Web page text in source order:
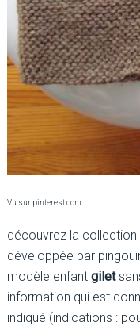
Vu sur pinterest.com
découvrez la
développée par
modèle enfant gilet
information qui est
indiqué (indications :